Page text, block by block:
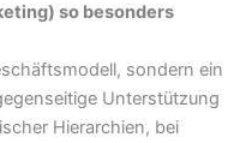
so besonders
sondern ein
Unterstützung
Hierarchien, bei